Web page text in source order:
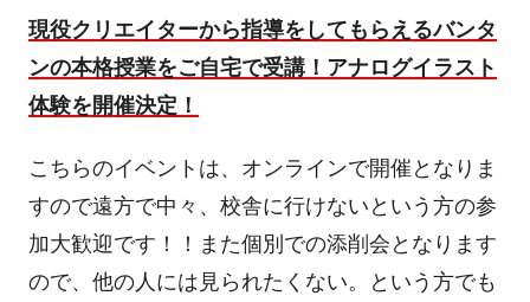
現役クリエイターから指導をしてもらえるバンタ
ンの本格授業をご自宅で受講！ アナログイラスト
体験を開催決定！
こちらのイベントは、オンラインで開催となりま
すので遠方で中々、校舎に行けないという方の参
加大歓迎です！！また個別での添削会となります
ので、他の人には見られたくない。という方でも